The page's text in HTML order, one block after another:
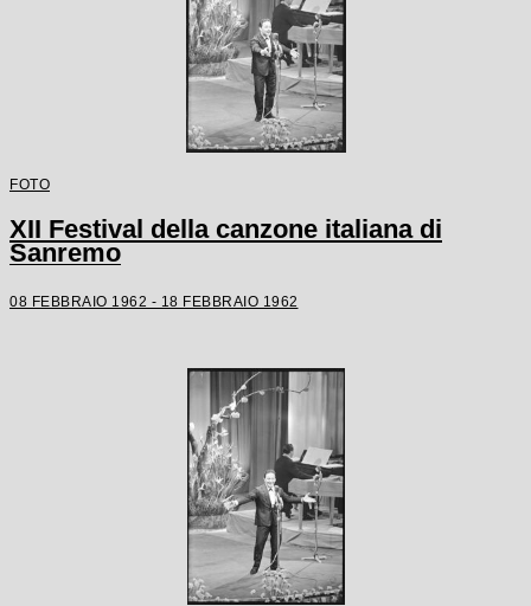
FOTO
XII Festival della canzone italiana di
Sanremo
08 FEBBRAIO 1962 - 18 FEBBRAIO 1962